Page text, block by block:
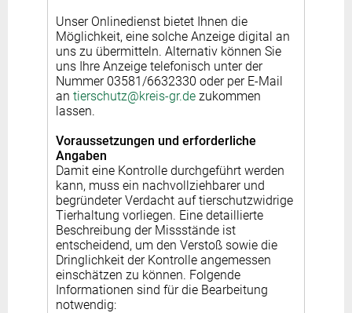
Unser Onlinedienst bietet Ihnen die
Möglichkeit, eine solche Anzeige digital an
uns zu übermitteln. Alternativ können Sie
uns Ihre Anzeige telefonisch unter der
Nummer 03581/6632330 oder per E-Mail
an tierschutz@kreis-gr.de zukommen
lassen.
Voraussetzungen und erforderliche
Angaben
Damit eine Kontrolle durchgeführt werden
kann, muss ein nachvollziehbarer und
begründeter Verdacht auf tierschutzwidrige
Tierhaltung vorliegen. Eine detaillierte
Beschreibung der Missstände ist
entscheidend, um den Verstoß sowie die
Dringlichkeit der Kontrolle angemessen
einschätzen zu können. Folgende
Informationen sind für die Bearbeitung
notwendig: